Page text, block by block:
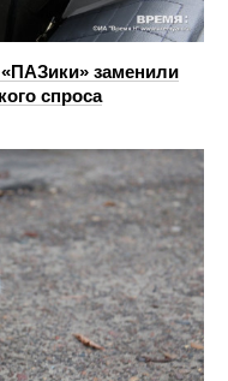
заменили
спроса